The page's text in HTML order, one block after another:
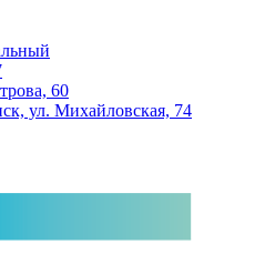
60
ул. Михайловская, 74